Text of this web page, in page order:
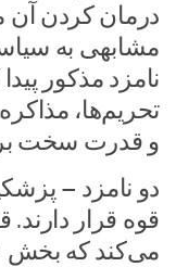
درمان کردن
مشابهی به
نامزد مذکور
تحریم‌ها،
و قدرت سخت
دو نامزد –
قوه قرار
می‌کند که بخش